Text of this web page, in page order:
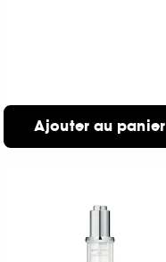
Ajouter au panier